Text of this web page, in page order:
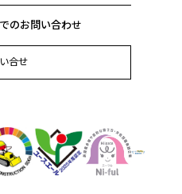
のお問い合わせ
合せ